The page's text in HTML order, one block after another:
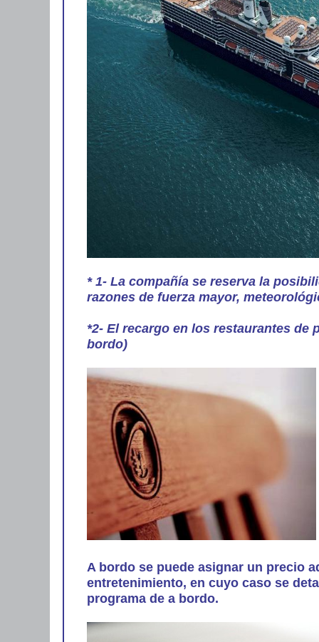
* 1- La compañía se reserva la
razones de fuerza mayor,
*2- El recargo en los restaurantes de
bordo)
A bordo se puede asignar un precio
entretenimiento, en cuyo caso se
programa de a bordo.